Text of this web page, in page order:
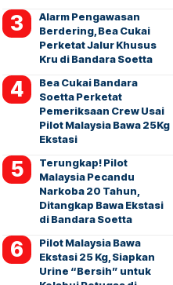
Alarm Pengawasan
Berdering, Bea Cukai
Perketat Jalur Khusus
Kru di Bandara Soetta
Bea Cukai Bandara
Soetta Perketat
Pemeriksaan Crew Usai
Pilot Malaysia Bawa 25Kg
Ekstasi
Terungkap! Pilot
Malaysia Pecandu
Narkoba 20 Tahun,
Ditangkap Bawa Ekstasi
di Bandara Soetta
Pilot Malaysia Bawa
Ekstasi 25 Kg, Siapkan
Urine “Bersih” untuk